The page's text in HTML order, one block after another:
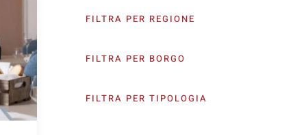
FILTRA PER REGIONE
FILTRA PER BORGO
FILTRA PER TIPOLOGIA